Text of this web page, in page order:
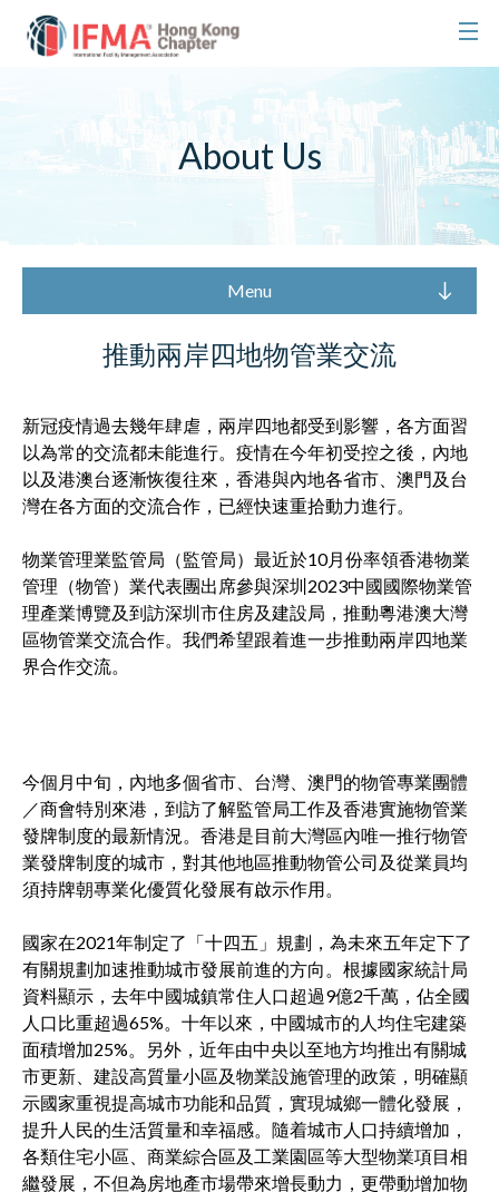
About Us
Menu
推動兩岸四地物管業交流
新冠疫情過去幾年肆虐，兩岸四地都受到影響，各方面習
以為常的交流都未能進行。疫情在今年初受控之後，內地
以及港澳台逐漸恢復往來，香港與內地各省市、澳門及台
灣在各方面的交流合作，已經快速重拾動力進行。
物業管理業監管局（監管局）最近於10月份率領香港物業
管理（物管）業代表團出席參與深圳2023中國國際物業管
理產業博覽及到訪深圳市住房及建設局，推動粵港澳大灣
區物管業交流合作。我們希望跟着進一步推動兩岸四地業
界合作交流。
今個月中旬，內地多個省市、台灣、澳門的物管專業團體
／商會特別來港，到訪了解監管局工作及香港實施物管業
發牌制度的最新情況。香港是目前大灣區內唯一推行物管
業發牌制度的城市，對其他地區推動物管公司及從業員均
須持牌朝專業化優質化發展有啟示作用。
國家在2021年制定了「十四五」規劃，為未來五年定下了
有關規劃加速推動城市發展前進的方向。根據國家統計局
資料顯示，去年中國城鎮常住人口超過9億2千萬，佔全國
人口比重超過65%。十年以來，中國城市的人均住宅建築
面積增加25%。另外，近年由中央以至地方均推出有關城
市更新、建設高質量小區及物業設施管理的政策，明確顯
示國家重視提高城市功能和品質，實現城鄉一體化發展，
提升人民的生活質量和幸福感。隨着城市人口持續增加，
各類住宅小區、商業綜合區及工業園區等大型物業項目相
繼發展，不但為房地產市場帶來增長動力，更帶動增加物